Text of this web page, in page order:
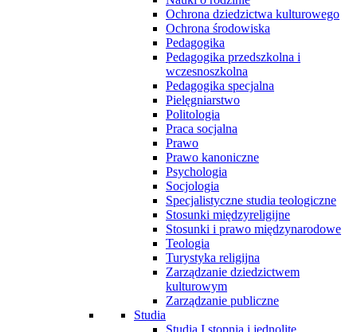
Ochrona dziedzictwa kulturowego
Ochrona środowiska
Pedagogika
Pedagogika przedszkolna i
wczesnoszkolna
Pedagogika specjalna
Pielęgniarstwo
Politologia
Praca socjalna
Prawo
Prawo kanoniczne
Psychologia
Socjologia
Specjalistyczne studia teologiczne
Stosunki międzyreligijne
Stosunki i prawo międzynarodowe
Teologia
Turystyka religijna
Zarządzanie dziedzictwem
kulturowym
Zarządzanie publiczne
Studia
Studia I stopnia i jednolite